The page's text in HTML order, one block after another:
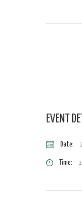
EVENT
Date:
Time: